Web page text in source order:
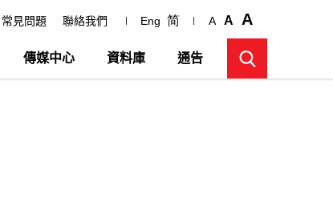
常見問題 聯絡我們 Eng 简 A A A
傳媒中心 資料庫 通告